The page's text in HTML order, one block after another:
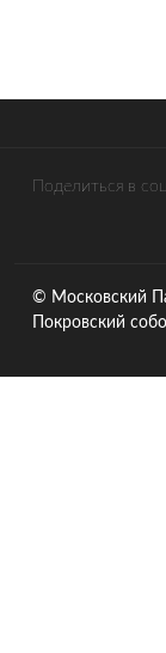
Поделиться в
© Московский
Покровский